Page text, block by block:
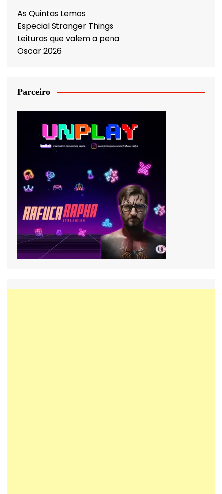
As Quintas Lemos
Especial Stranger Things
Leituras que valem a pena
Oscar 2026
Parceiro